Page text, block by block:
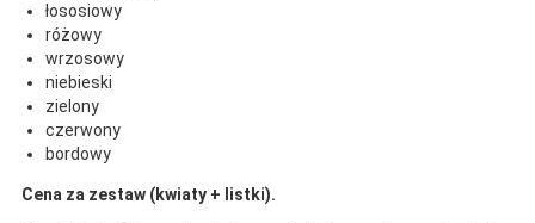
łososiowy
różowy
wrzosowy
niebieski
zielony
czerwony
bordowy
Cena za zestaw (kwiaty + listki).